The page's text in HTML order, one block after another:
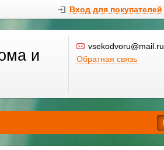
Вход для покупателей
и
vsekodvoru@mail.ru
Обратная связь